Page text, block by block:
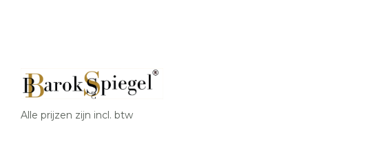
Alle prijzen zijn incl. btw